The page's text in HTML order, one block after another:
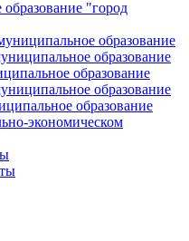
"город
образование
образование
образование
образование
образование
экономическом